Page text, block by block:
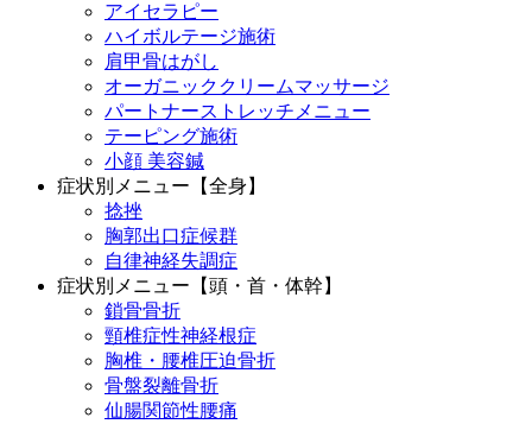
アイセラピー
ハイボルテージ施術
肩甲骨はがし
オーガニッククリームマッサージ
パートナーストレッチメニュー
テーピング施術
小顔 美容鍼
症状別メニュー【全身】
捻挫
胸郭出口症候群
自律神経失調症
症状別メニュー【頭・首・体幹】
鎖骨骨折
頸椎症性神経根症
胸椎・腰椎圧迫骨折
骨盤裂離骨折
仙腸関節性腰痛